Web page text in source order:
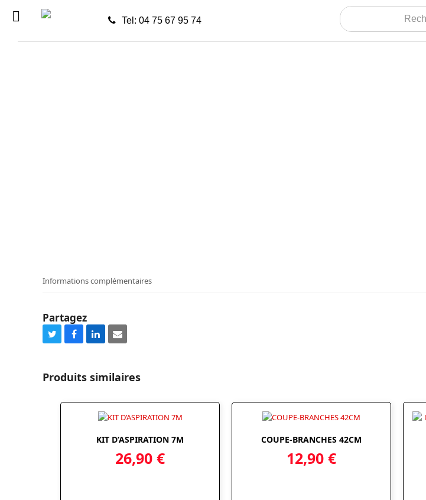
Tel: 04 75 67 95 74
Rechercher
Informations complémentaires
Partagez
Share
Twitter
Share
Facebook
Share
LinkedIn
Share
Email
Produits similaires
KIT D’ASPIRATION 7M
26,90 €
COUPE-BRANCHES 42CM
12,90 €